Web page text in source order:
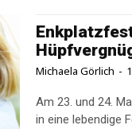
Michaela Görlich -
Am 23. und 24.
in eine lebendige